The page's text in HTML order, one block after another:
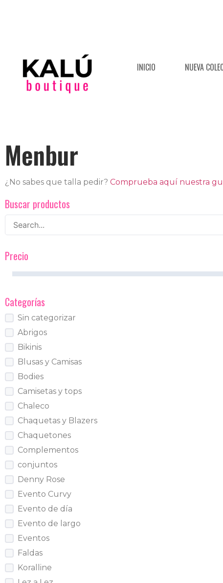
INICIO NUEVA
Menbur
¿No sabes que talla pedir? Comprueba aquí nuestra
Buscar productos
Precio
Categorías
Sin categorizar
Abrigos
Bikinis
Blusas y Camisas
Bodies
Camisetas y tops
Chaleco
Chaquetas y Blazers
Chaquetones
Complementos
conjuntos
Denny Rose
Evento Curvy
Evento de día
Evento de largo
Eventos
Faldas
Koralline